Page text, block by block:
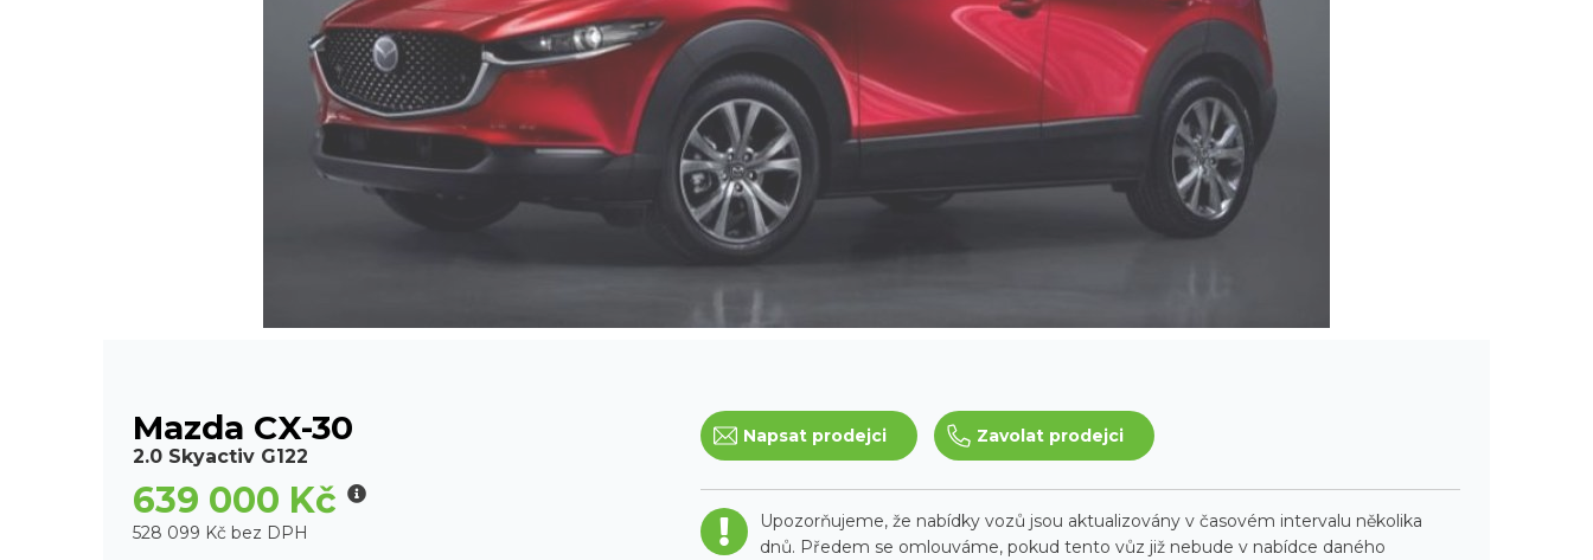
Mazda CX-30
2.0 Skyactiv G122
639 000 Kč
528 099 Kč bez DPH
Napsat prodejci Zavolat prodejci
Upozorňujeme, že nabídky vozů jsou aktualizovány v časovém intervalu několika
dnů. Předem se omlouváme, pokud tento vůz již nebude v nabídce daného